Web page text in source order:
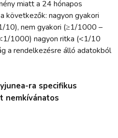
miatt a 24 hónapos
következők: nagyon gyakori
10), nem gyakori (≥1/1000 –
1000) nagyon ritka (<1/10
a rendelkezésre álló adatokból
ra specifikus
nemkívánatos